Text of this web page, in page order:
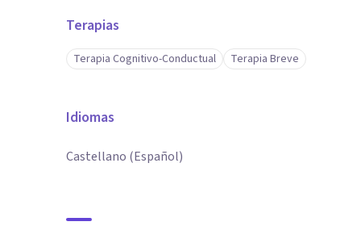
Terapias
Terapia Cognitivo-Conductual Terapia Breve
Idiomas
Castellano (Español)